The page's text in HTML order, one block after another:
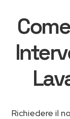
Richiedere il